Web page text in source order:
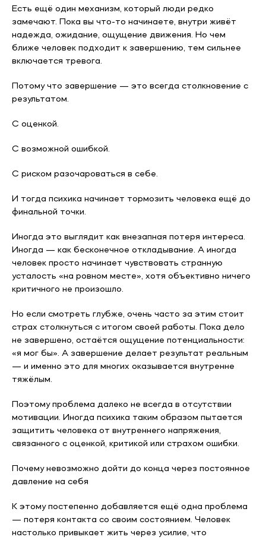
Есть ещё один механизм, который люди редко
замечают. Пока вы что-то начинаете, внутри живёт
надежда, ожидание, ощущение движения. Но чем
ближе человек подходит к завершению, тем сильнее
включается тревога.
Потому что завершение — это всегда столкновение с
результатом.
С оценкой.
С возможной ошибкой.
С риском разочароваться в себе.
И тогда психика начинает тормозить человека ещё до
финальной точки.
Иногда это выглядит как внезапная потеря интереса.
Иногда — как бесконечное откладывание. А иногда
человек просто начинает чувствовать странную
усталость «на ровном месте», хотя объективно ничего
критичного не произошло.
Но если смотреть глубже, очень часто за этим стоит
страх столкнуться с итогом своей работы. Пока дело
не завершено, остаётся ощущение потенциальности:
«я мог бы». А завершение делает результат реальным
— и именно это для многих оказывается внутренне
тяжёлым.
Поэтому проблема далеко не всегда в отсутствии
мотивации. Иногда психика таким образом пытается
защитить человека от внутреннего напряжения,
связанного с оценкой, критикой или страхом ошибки.
Почему невозможно дойти до конца через постоянное
давление на себя
К этому постепенно добавляется ещё одна проблема
— потеря контакта со своим состоянием. Человек
настолько привыкает жить через усилие, что